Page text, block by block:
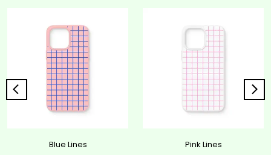
Blue Lines Pink Lines